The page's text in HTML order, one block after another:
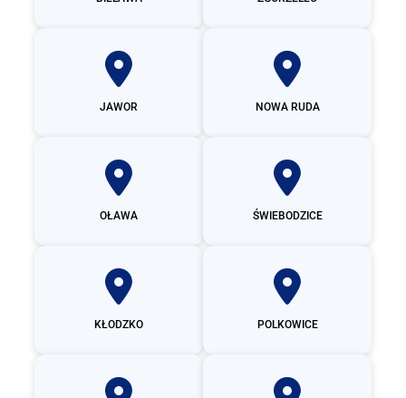
JAWOR NOWA RUDA
OŁAWA ŚWIEBODZICE
KŁODZKO POLKOWICE